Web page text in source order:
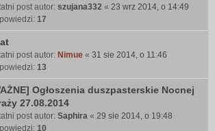
post autor: szujana332 « 23 wrz 2014, o 14:49
17
post autor: Nimue « 31 sie 2014, o 11:46
13
Ogłoszenia duszpasterskie Nocnej
27.08.2014
post autor: Saphira « 29 sie 2014, o 19:48
10